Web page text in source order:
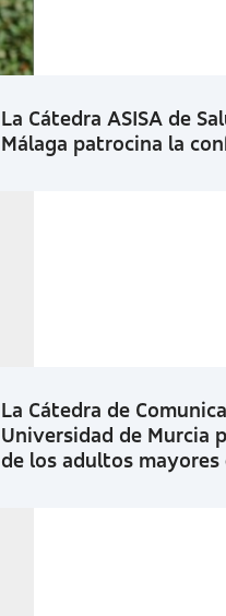
La Cátedra ASISA de
Málaga patrocina la
La Cátedra de
Universidad de Murcia
de los adultos mayores